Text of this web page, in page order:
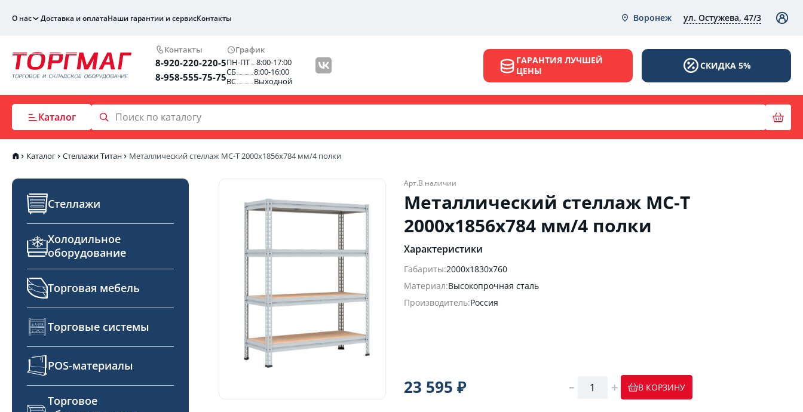
О нас Доставка и оплатаНаши гарантии и сервисКонтакты Воронеж ул. Остужева, 47/3
Контакты
8-920-220-220-5
8-958-555-75-75
График
ПН-ПТ
8:00-17:00
СБ
8:00-16:00
ВС
Выходной
ГАРАНТИЯ ЛУЧШЕЙ
ЦЕНЫ
СКИДКА 5%
Каталог
Каталог Стеллажи Титан Металлический стеллаж МС-Т 2000х1856х784 мм/4 полки
Стеллажи
Холодильное
оборудование
Торговая мебель
Торговые системы
POS-материалы
Торговое
Арт.В наличии
Металлический стеллаж МС-Т
2000х1856х784 мм/4 полки
Характеристики
Габариты:2000х1830х760
Материал:Высокопрочная сталь
Производитель:Россия
23 595 ₽ В КОРЗИНУ